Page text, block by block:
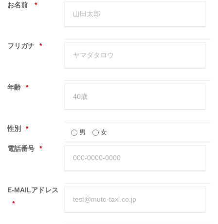
お名前 *
フリガナ *
年齢 *
性別 * 男 女
電話番号 *
E-MAILアドレス
*